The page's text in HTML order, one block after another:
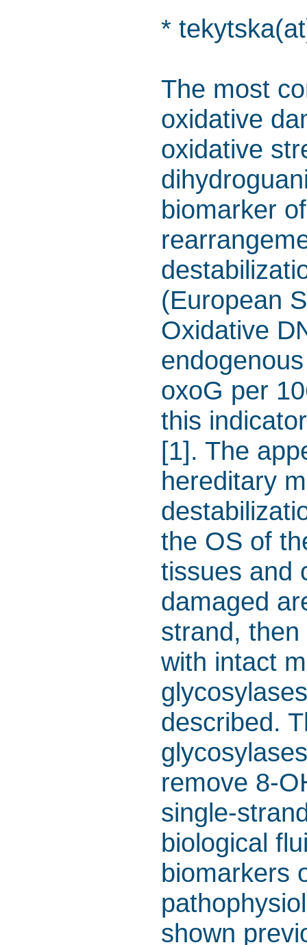
*
The most
oxidative
oxidative
biomarker
(European
Oxidative
oxoG per
this
[1]. The
hereditary
the OS of
tissues and
damaged
strand,
with intact
described.
remove 8-
single-
biological
biomarkers
shown